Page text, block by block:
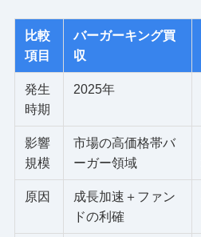
比較
項目
バーガーキング買
収
発生
時期
2025年
影響
規模
市場の高価格帯バ
ーガー領域
原因
成長加速＋ファン
ドの利確